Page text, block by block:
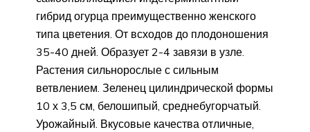
гибрид огурца преимущественно женского
типа цветения. От всходов до плодоношения
35-40 дней. Образует 2-4 завязи в узле.
Растения сильнорослые с сильным
ветвлением. Зеленец цилиндрической формы
10 х 3,5 см, белошипый, среднебугорчатый.
Урожайный. Вкусовые качества отличные,